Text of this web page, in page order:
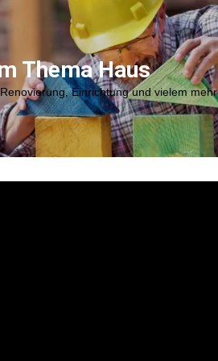
Thema Haus
Einrichtung und vielem mehr